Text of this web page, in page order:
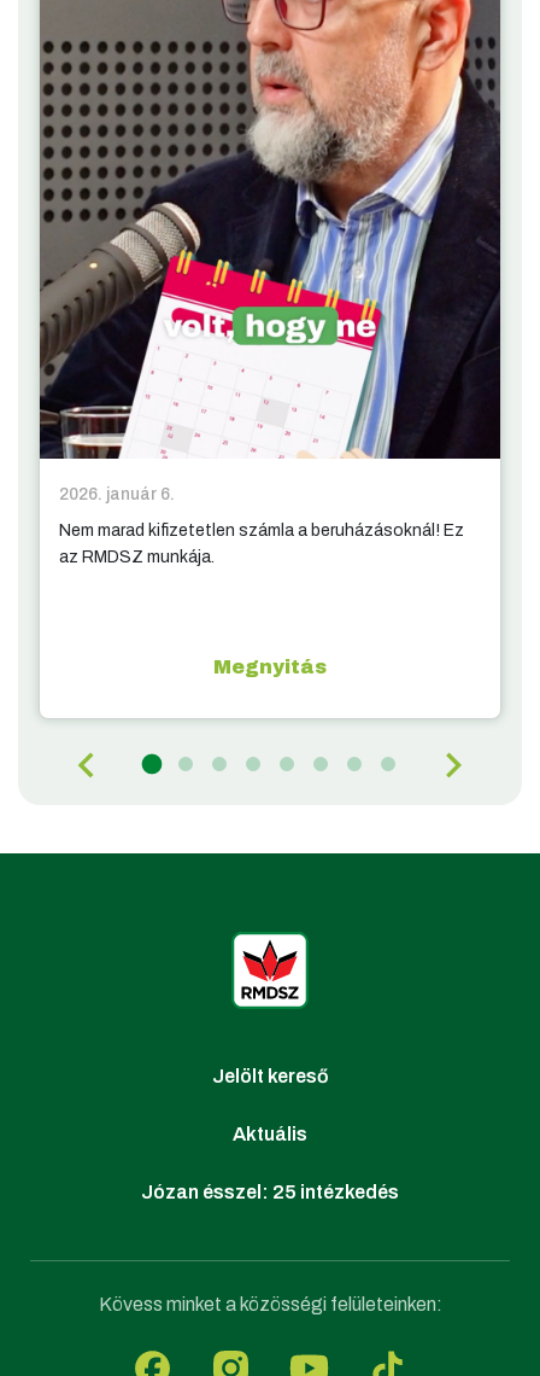
2026. január 6.
Nem marad kifizetetlen számla a beruházásoknál! Ez
az RMDSZ munkája.
Megnyitás
Jelölt kereső
Aktuális
Józan ésszel: 25 intézkedés
Kövess minket a közösségi felületeinken: